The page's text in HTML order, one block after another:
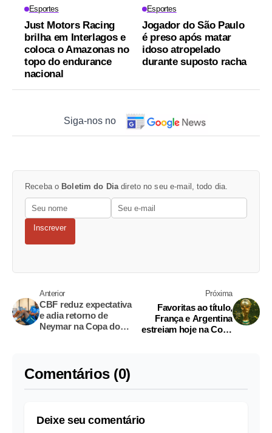
Esportes
Just Motors Racing
brilha em Interlagos e
coloca o Amazonas no
topo do endurance
nacional
Esportes
Jogador do São Paulo
é preso após matar
idoso atropelado
durante suposto racha
Siga-nos no
Receba o Boletim do Dia direto no seu e-mail, todo dia.
Inscrever
Anterior
CBF reduz expectativa
e adia retorno de
Neymar na Copa do
Próxima
Favoritas ao título,
França e Argentina
estreiam hoje na Copa
Comentários (0)
Deixe seu comentário